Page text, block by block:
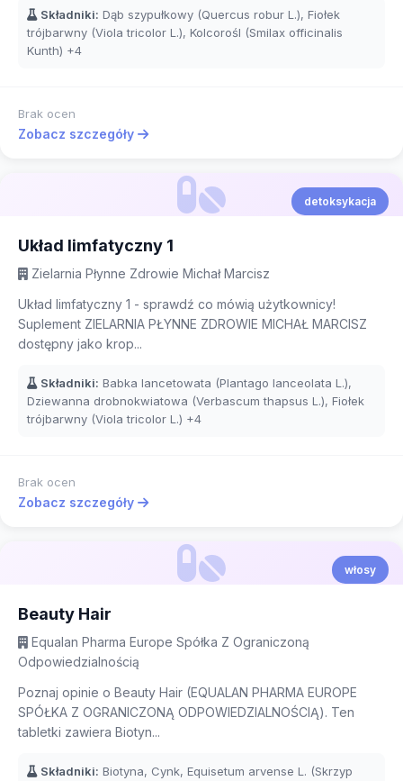
Składniki: Dąb szypułkowy (Quercus robur L.), Fiołek
trójbarwny (Viola tricolor L.), Kolcorośl (Smilax officinalis
Kunth) +4
Brak ocen
Zobacz szczegóły
detoksykacja
Układ limfatyczny 1
Zielarnia Płynne Zdrowie Michał Marcisz
Układ limfatyczny 1 - sprawdź co mówią użytkownicy!
Suplement ZIELARNIA PŁYNNE ZDROWIE MICHAŁ MARCISZ
dostępny jako krop...
Składniki: Babka lancetowata (Plantago lanceolata L.),
Dziewanna drobnokwiatowa (Verbascum thapsus L.), Fiołek
trójbarwny (Viola tricolor L.) +4
Brak ocen
Zobacz szczegóły
włosy
Beauty Hair
Equalan Pharma Europe Spółka Z Ograniczoną
Odpowiedzialnością
Poznaj opinie o Beauty Hair (EQUALAN PHARMA EUROPE
SPÓŁKA Z OGRANICZONĄ ODPOWIEDZIALNOŚCIĄ). Ten
tabletki zawiera Biotyn...
Składniki: Biotyna, Cynk, Equisetum arvense L. (Skrzyp